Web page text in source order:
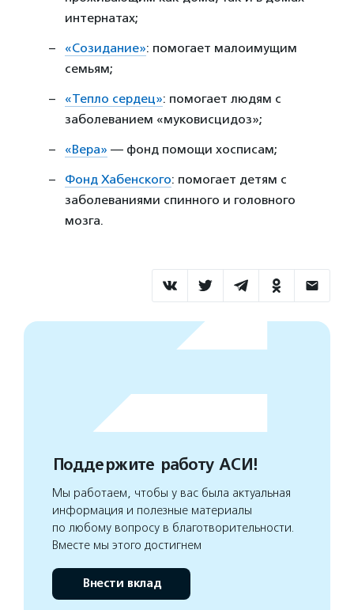
интернатах;
«Созидание»: помогает малоимущим
семьям;
«Тепло сердец»: помогает людям с
заболеванием «муковисцидоз»;
«Вера» — фонд помощи хосписам;
Фонд Хабенского: помогает детям с
заболеваниями спинного и головного
мозга.
Поддержите работу АСИ!
Мы работаем, чтобы у вас была актуальная
информация и полезные материалы
по любому вопросу в благотворительности.
Вместе мы этого достигнем
Внести вклад